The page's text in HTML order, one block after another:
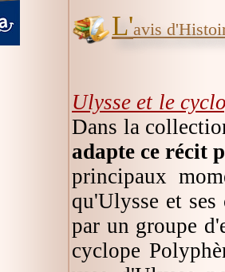
L'avis
Ulysse et le
Dans la
adapte ce récit
principaux
qu'Ulysse et
par un groupe
cyclope